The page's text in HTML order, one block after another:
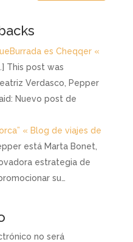
es Cheqqer «
This post was
Verdasco, Pepper
Nuevo post de
« Blog de viajes de
está Marta Bonet,
estrategia de
su…
no será